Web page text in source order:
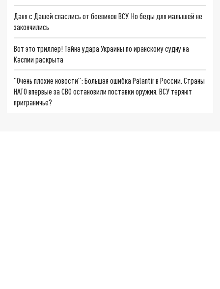
Даня с Дашей спаслись от боевиков ВСУ. Но беды для малышей не
закончились
Вот это триллер! Тайна удара Украины по иранскому судну на
Каспии раскрыта
"Очень плохие новости": Большая ошибка Palantir в России. Страны
НАТО впервые за СВО остановили поставки оружия. ВСУ теряют
приграничье?